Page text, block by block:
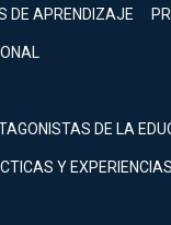
DE APRENDIZAJE
DE LA
Y EXPERIENCIAS